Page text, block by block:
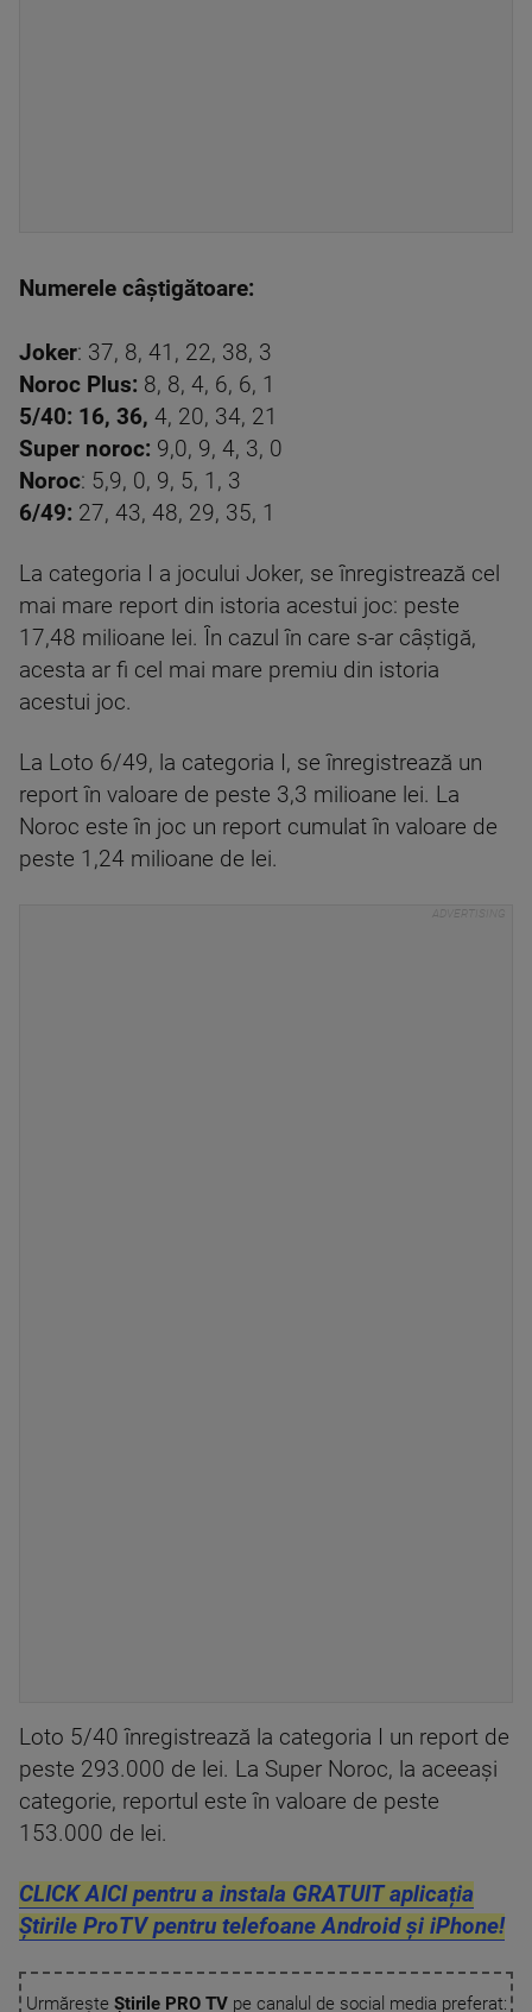
Numerele câștigătoare:
Joker: 37, 8, 41, 22, 38, 3
Noroc Plus: 8, 8, 4, 6, 6, 1
5/40: 16, 36, 4, 20, 34, 21
Super noroc: 9,0, 9, 4, 3, 0
Noroc: 5,9, 0, 9, 5, 1, 3
6/49: 27, 43, 48, 29, 35, 1
La categoria I a jocului Joker, se înregistrează cel
mai mare report din istoria acestui joc: peste
17,48 milioane lei. În cazul în care s-ar câştigă,
acesta ar fi cel mai mare premiu din istoria
acestui joc.
La Loto 6/49, la categoria I, se înregistrează un
report în valoare de peste 3,3 milioane lei. La
Noroc este în joc un report cumulat în valoare de
peste 1,24 milioane de lei.
Loto 5/40 înregistrează la categoria I un report de
peste 293.000 de lei. La Super Noroc, la aceeaşi
categorie, reportul este în valoare de peste
153.000 de lei.
CLICK AICI pentru a instala GRATUIT aplicația
Știrile ProTV pentru telefoane Android și iPhone!
Urmărește Știrile PRO TVpe canalul de social media preferat: